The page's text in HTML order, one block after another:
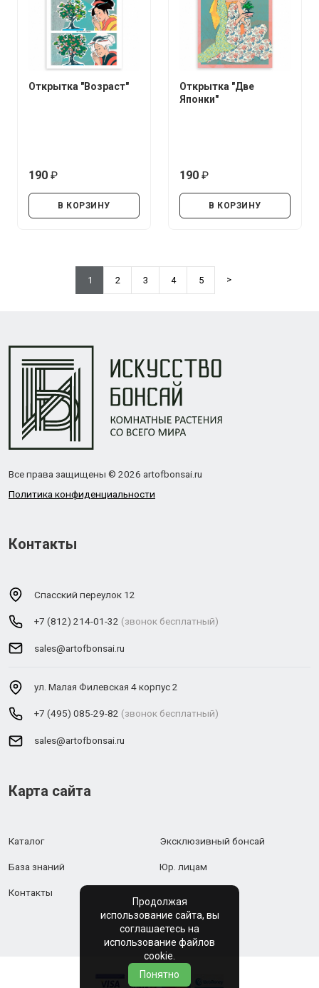
Открытка "Возраст"
190
В КОРЗИНУ
Открытка "Две
Японки"
190
В КОРЗИНУ
1 2 3 4 5 >
Все права защищены © 2026 artofbonsai.ru
Политика конфиденциальности
Контакты
Спасский переулок 12
+7 (812) 214-01-32 (звонок бесплатный)
sales@artofbonsai.ru
ул. Малая Филевская 4 корпус 2
+7 (495) 085-29-82 (звонок бесплатный)
sales@artofbonsai.ru
Карта сайта
Каталог Эксклюзивный бонсай
База знаний Юр. лицам
Контакты
Продолжая
использование сайта, вы
соглашаетесь на
использование файлов
cookie.
Понятно